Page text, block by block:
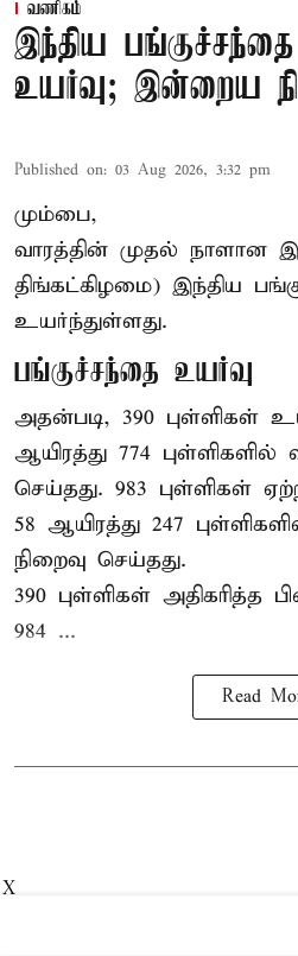
வணிகம்
இந்திய பங்குச்சந்தை
உயர்வு; இன்றைய
Published on: 03 Aug 2026, 3:32 pm
மும்பை,
வாரத்தின் முதல் நாளான
திங்கட்கிழமை) இந்திய
உயர்ந்துள்ளது.
பங்குச்சந்தை உயர்வு
அதன்படி, 390 புள்ளிகள்
ஆயிரத்து 774
செய்தது. 983 புள்ளிகள்
58 ஆயிரத்து 247
நிறைவு செய்தது.
390 புள்ளிகள் அதிகரித்த
984 ...
Read
X